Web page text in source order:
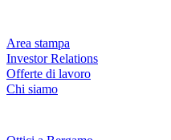
Area stampa
Investor Relations
Offerte di lavoro
Chi siamo